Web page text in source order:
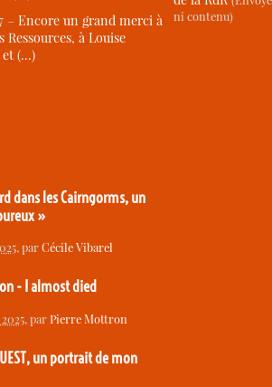
–Encore un grand merci à
Ressources, à Louise
et (…)
dans les Cairngorms, un
»
, parCécile Vibarel
- I almost died
, parPierre Mottron
un portrait de mon
ni contenu)